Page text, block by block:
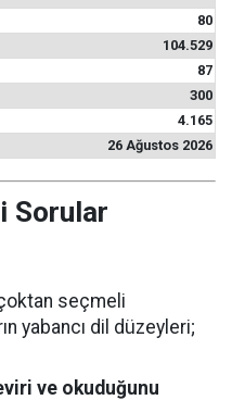
80
104.529
87
300
4.165
26 Ağustos 2026
Sorular
seçmeli
yabancı dil düzeyleri;
ve okuduğunu